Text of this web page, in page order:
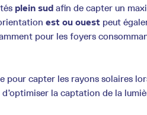
plein sud afin de capter un
est ou ouest peut
pour les foyers
pour capter les rayons solaires
la captation de la